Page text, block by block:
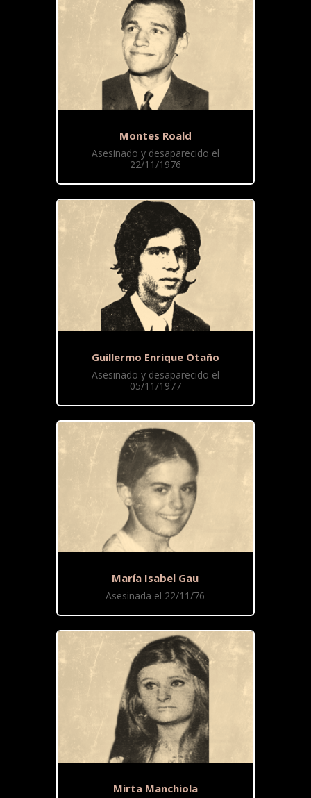
Montes Roald
Asesinado y desaparecido el
22/11/1976
Guillermo Enrique Otaño
Asesinado y desaparecido el
05/11/1977
María Isabel Gau
Asesinada el 22/11/76
Mirta Manchiola